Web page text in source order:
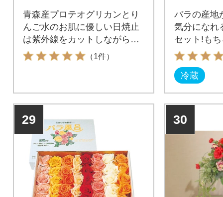
青森産プロテオグリカンとり
んご水のお肌に優しい日焼止
は紫外線をカットしながら潤
いキープが嬉しいポイント
（1件）
バラの産地
気分になれ
セット!も
縄県および
きません)
冷蔵
29 30